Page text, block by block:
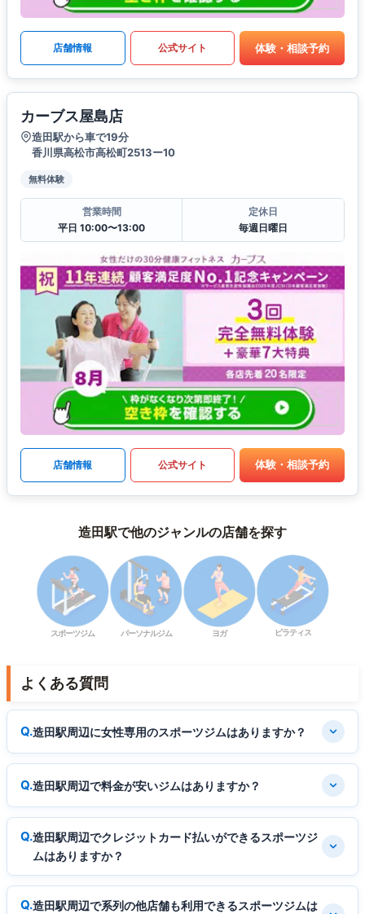
店舗情報 公式サイト 体験・相談予約
カーブス屋島店
造田駅から車で19分
香川県高松市高松町2513ー10
無料体験
営業時間
平日 10:00〜13:00
定休日
毎週日曜日
店舗情報 公式サイト 体験・相談予約
造田駅で他のジャンルの店舗を探す
スポーツジム パーソナルジム ヨガ ピラティス
よくある質問
造田駅周辺に女性専用のスポーツジムはありますか？
造田駅周辺で料金が安いジムはありますか？
造田駅周辺でクレジットカード払いができるスポーツジ
ムはありますか？
造田駅周辺で系列の他店舗も利用できるスポーツジムは